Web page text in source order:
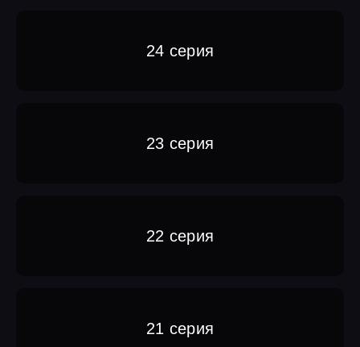
24 серия
23 серия
22 серия
21 серия